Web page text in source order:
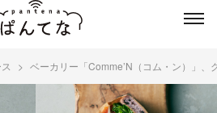
ベーカリー「Comme’N（コム・ン）」